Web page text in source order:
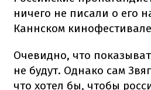
ничего не писали о его
Каннском
Очевидно, что
не будут. Однако сам
что хотел бы, чтобы